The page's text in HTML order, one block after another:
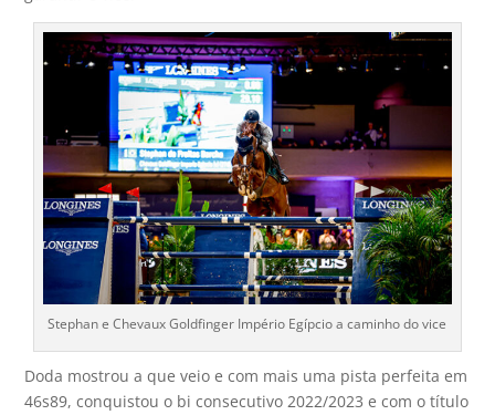
Stephan e Chevaux Goldfinger Império Egípcio a caminho do vice
Doda mostrou a que veio e com mais uma pista perfeita em
46s89, conquistou o bi consecutivo 2022/2023 e com o título